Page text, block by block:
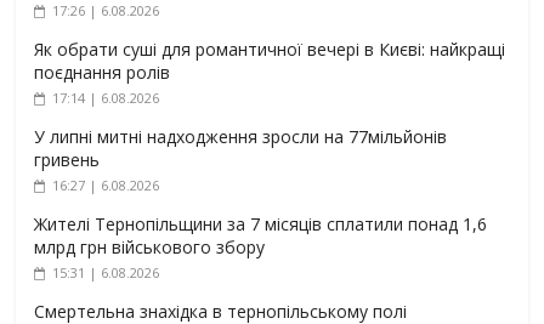
17:26 | 6.08.2026
Як обрати суші для романтичної вечері в Києві: найкращі
поєднання ролів
17:14 | 6.08.2026
У липні митні надходження зросли на 77мільйонів
гривень
16:27 | 6.08.2026
Жителі Тернопільщини за 7 місяців сплатили понад 1,6
млрд грн військового збору
15:31 | 6.08.2026
Смертельна знахідка в тернопільському полі